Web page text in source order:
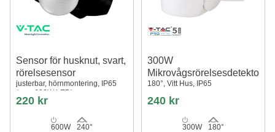
Sensor för husknut, svart,
rörelsesensor
justerbar, hörnmontering, IP65
(max:600W LED)
220 kr
600W 240°
300W
Mikrovågsrörelsesdetektor
180°, Vitt Hus, IP65
240 kr
300W 180°